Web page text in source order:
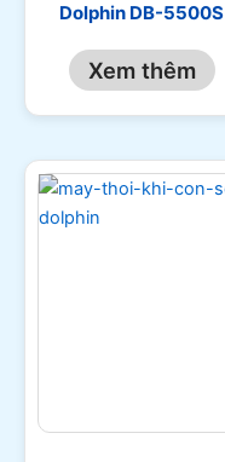
Dolphin DB-5500S
Xem thêm